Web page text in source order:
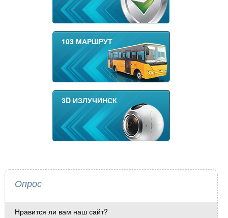
103 МАРШРУТ
3D ИЗЛУЧИНСК
Опрос
Нравится ли вам наш сайт?